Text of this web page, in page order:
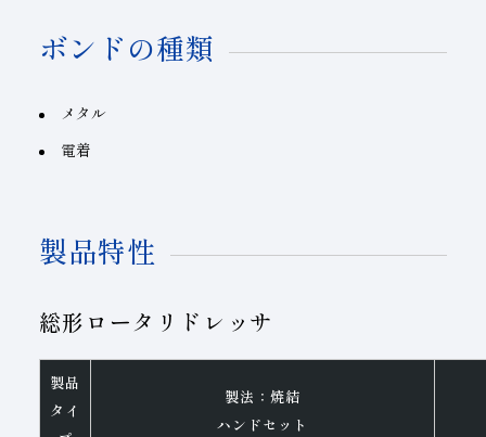
ボンドの種類
メタル
電着
製品特性
総形ロータリドレッサ
製品
タイ
製法：焼結
ハンドセット